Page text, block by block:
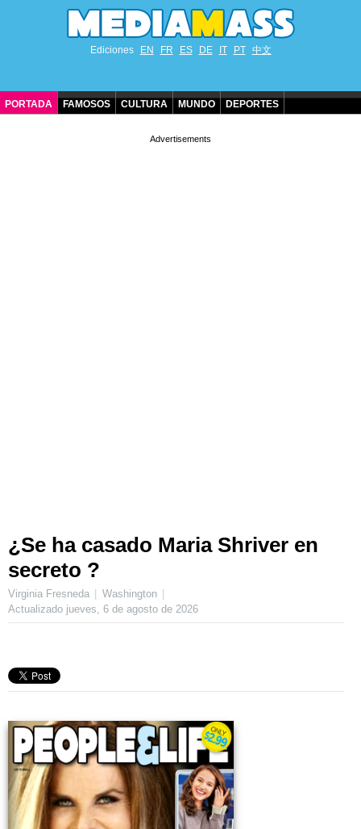
Ediciones EN FR ES DE IT PT 中文
PORTADA FAMOSOS CULTURA MUNDO DEPORTES
¿Se ha casado Maria Shriver en
secreto ?
Virginia Fresneda
Washington
Actualizado jueves, 6 de agosto de 2026